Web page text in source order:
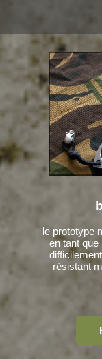
le prototype
en tant
résistant